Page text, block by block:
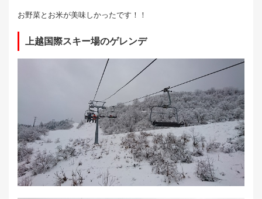
お野菜とお米が美味しかったです！！
上越国際スキー場のゲレンデ